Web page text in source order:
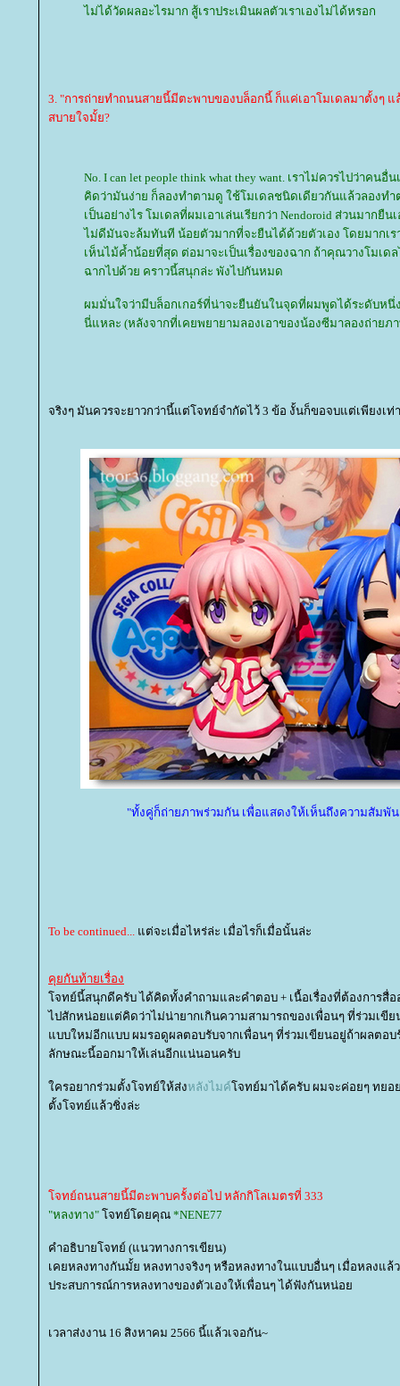
ไม่ได้วัดผลอะไรมาก สู้เราประเมินผลตัวเราเองไม่ได้หรอก
3. "การถ่ายทำถนนสายนี้มีตะพาบของบล็อกนี้ ก็แค่เอาโมเดลมาตั้งๆ
สบายใจมั้ย?
No. I can let people think what they want. เราไม่ควรไปว่าคนอื่
คิดว่ามันง่าย ก็ลองทำตามดู ใช้โมเดลชนิดเดียวกันแล้วลองท
เป็นอย่างไร โมเดลที่ผมเอาเล่นเรียกว่า Nendoroid ส่วนมากยื
ไม่ดีมันจะล้มทันที น้อยตัวมากที่จะยืนได้ด้วยตัวเอง โดยมากเ
เห็นไม้ค้ำน้อยที่สุด ต่อมาจะเป็นเรื่องของฉาก ถ้าคุณวางโมเด
ฉากไปด้วย คราวนี้สนุกล่ะ พังไปกันหมด
ผมมั่นใจว่ามีบล็อกเกอร์ที่น่าจะยืนยันในจุดที่ผมพูดได้ระดับห
นี่แหละ (หลังจากที่เคยพยายามลองเอาของน้องซีมาลองถ่ายภ
จริงๆ มันควรจะยาวกว่านี้แต่โจทย์จำกัดไว้ 3 ข้อ งั้นก็ขอจบแต่เพียงเท่
"ทั้งคู่ก็ถ่ายภาพร่วมกัน เพื่อแสดงให้เห็นถึงความสัมพั
To be continued... ต่จะเมื่อไหร่ล่ะ เมื่อไรก็เมื่อนั้นล่ะ
คุยกันท้ายเรื่อง
จทย์นี้สนุกดีครับ ได้คิดทั้งคำถามและคำตอบ + เนื้อเรื่องที่ต้องการสื่อ
ไปสักหน่อยแต่คิดว่าไม่น่ายากเกินความสามารถของเพื่อนๆ ที่ร่วมเขี
บบใหม่อีกแบบ ผมรอดูผลตอบรับจากเพื่อนๆ ที่ร่วมเขียนอยู่ถ้าผลตอ
ลักษณะนี้ออกมาให้เล่นอีกแน่นอนครับ
ครอยากร่วมตั้งโจทย์ให้ส่งหลังไมค์จทย์มาได้ครับ ผมจะค่อยๆ ทยอ
ตั้งโจทย์แล้วชิ่งล่ะ
จทย์ถนนสายนี้มีตะพาบครั้งต่อไป หลักกิโลเมตรที่ 333
"หลงทาง" จทย์โดยคุณ *NENE77
คำอธิบายโจทย์ (แนวทางการเขียน)
เคยหลงทางกันมั้ย หลงทางจริงๆ หรือหลงทางในแบบอื่นๆ เมื่อหลงแล้
ประสบการณ์การหลงทางของตัวเองให้เพื่อนๆ ได้ฟังกันหน่อ
เวลาส่งงาน 16 สิงหาคม 2566 นี้แล้วเจอกัน~